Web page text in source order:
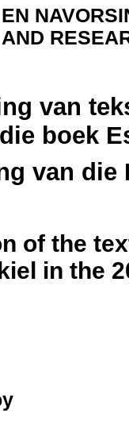
van
boek
van die
of the
in the